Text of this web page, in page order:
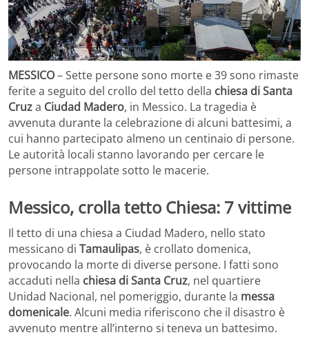
MESSICO– Sette persone sono morte e 39 sono rimaste
ferite a seguito del crollo del tetto della chiesa di Santa
Cruza Ciudad Madero, in Messico. La tragedia è
avvenuta durante la celebrazione di alcuni battesimi, a
cui hanno partecipato almeno un centinaio di persone.
Le autorità locali stanno lavorando per cercare le
persone intrappolate sotto le macerie.
Messico, crolla tetto Chiesa: 7 vittime
Il tetto di una chiesa a Ciudad Madero, nello stato
messicano di Tamaulipas, è crollato domenica,
provocando la morte di diverse persone. I fatti sono
accaduti nella chiesa di Santa Cruz, nel quartiere
Unidad Nacional, nel pomeriggio, durante la messa
domenicale. Alcuni media riferiscono che il disastro è
avvenuto mentre all’interno si teneva un battesimo.